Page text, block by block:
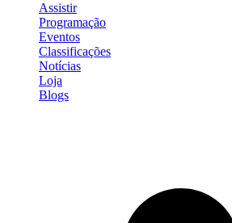
Assistir
Programação
Eventos
Classificações
Notícias
Loja
Blogs